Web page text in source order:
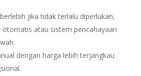
jika tidak terlalu diperlukan,
otomatis atau sistem pencahayaan
dengan harga lebih terjangkau